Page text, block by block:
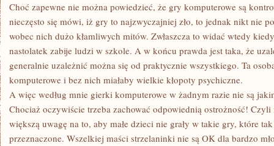
CZAS
ZA
NIEZBYT
WIELKIE
PIENIĄDZE?
Choć zapewne nie można powiedzieć, że gry komputerowe są
nieczęsto się mówi, iż gry to najzwyczajniej zło, to jednak nikt nie
wobec nich dużo kłamliwych mitów. Zwłaszcza to widać wtedy
nastolatek zabije ludzi w szkole. A w końcu prawda jest taka, że
generalnie uzależnić można się od praktycznie wszystkiego. Ta
komputerowe i bez nich miałaby wielkie kłopoty psychiczne.
A więc według mnie gierki komputerowe w żadnym razie nie są
Chociaż oczywiście trzeba zachować odpowiednią ostrożność!
większą uwagę na to, aby małe dzieci nie grały w takie gry, które
przeznaczone. Wszelkiej maści strzelaninki nie są OK dla bardzo